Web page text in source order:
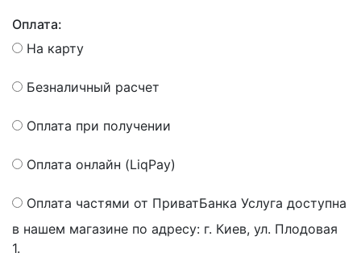
Оплата:
На карту
Безналичный расчет
Оплата при получении
Оплата онлайн (LiqPay)
Оплата частями от ПриватБанка Услуга доступна
в нашем магазине по адресу: г. Киев, ул. Плодовая
1.